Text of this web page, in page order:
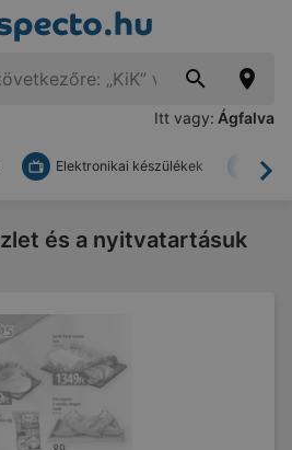
Itt vagy: Ágfalva
Elektronikai készülékek
és a nyitvatartásuk